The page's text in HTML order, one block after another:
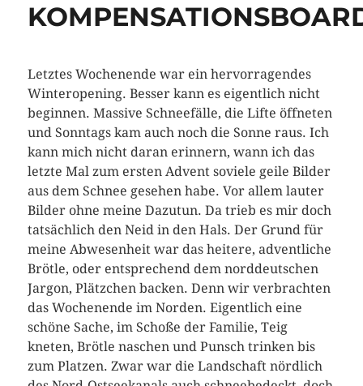
Letztes Wochenende war ein hervorragendes
Winteropening. Besser kann es eigentlich nicht
beginnen. Massive Schneefälle, die Lifte öffneten
und Sonntags kam auch noch die Sonne raus. Ich
kann mich nicht daran erinnern, wann ich das
letzte Mal zum ersten Advent soviele geile Bilder
aus dem Schnee gesehen habe. Vor allem lauter
Bilder ohne meine Dazutun. Da trieb es mir doch
tatsächlich den Neid in den Hals. Der Grund für
meine Abwesenheit war das heitere, adventliche
Brötle, oder entsprechend dem norddeutschen
Jargon, Plätzchen backen. Denn wir verbrachten
das Wochenende im Norden. Eigentlich eine
schöne Sache, im Schoße der Familie, Teig
kneten, Brötle naschen und Punsch trinken bis
zum Platzen. Zwar war die Landschaft nördlich